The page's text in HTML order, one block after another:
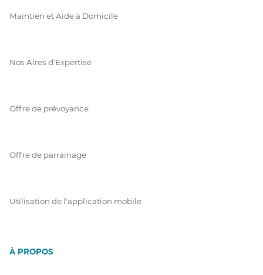
Maintien et Aide à Domicile
Nos Aires d'Expertise
Offre de prévoyance
Offre de parrainage
Utilisation de l'application mobile
À PROPOS